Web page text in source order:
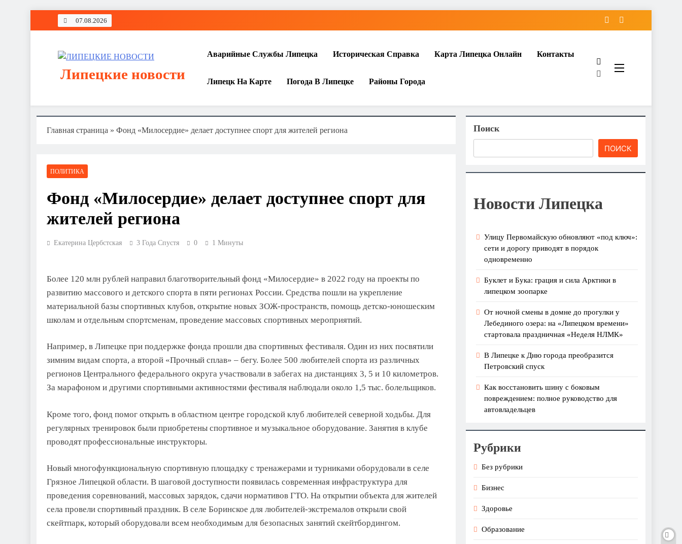
Перейти
07.08.2026
Липецкие новости
Аварийные Службы Липецка Историческая Справка Карта Липецка Онлайн Контакты
Липецк На Карте Погода В Липецке Районы Города
Главная страница » Фонд «Милосердие» делает доступнее спорт для жителей региона
ПОЛИТИКА
Фонд «Милосердие» делает доступнее спорт для
жителей региона
Екатерина Цербстская 3 Года Спустя 0 1 Минуты
Более 120 млн рублей направил благотворительный фонд «Милосердие» в 2022 году на проекты по
развитию массового и детского спорта в пяти регионах России. Средства пошли на укрепление
материальной базы спортивных клубов, открытие новых ЗОЖ-пространств, помощь детско-юношеским
школам и отдельным спортсменам, проведение массовых спортивных мероприятий.
Например, в Липецке при поддержке фонда прошли два спортивных фестиваля. Один из них посвятили
зимним видам спорта, а второй «Прочный сплав» – бегу. Более 500 любителей спорта из различных
регионов Центрального федерального округа участвовали в забегах на дистанциях 3, 5 и 10 километров.
За марафоном и другими спортивными активностями фестиваля наблюдали около 1,5 тыс. болельщиков.
Кроме того, фонд помог открыть в областном центре городской клуб любителей северной ходьбы. Для
регулярных тренировок были приобретены спортивное и музыкальное оборудование. Занятия в клубе
проводят профессиональные инструкторы.
Новый многофункциональную спортивную площадку с тренажерами и турниками оборудовали в cеле
Грязное Липецкой области. В шаговой доступности появилась современная инфраструктура для
проведения соревнований, массовых зарядок, сдачи нормативов ГТО. На открытии объекта для жителей
села провели спортивный праздник. В cеле Боринское для любителей-экстремалов открыли свой
скейтпарк, который оборудовали всем необходимым для безопасных занятий скейтбордингом.
Поиск
ПОИСК
Новости Липецка
Улицу Первомайскую обновляют «под ключ»:
сети и дорогу приводят в порядок
одновременно
Буклет и Бука: грация и сила Арктики в
липецком зоопарке
От ночной смены в домне до прогулки у
Лебединого озера: на «Липецком времени»
стартовала праздничная «Неделя НЛМК»
В Липецке к Дню города преобразится
Петровский спуск
Как восстановить шину с боковым
повреждением: полное руководство для
автовладельцев
Рубрики
Без рубрики
Бизнес
Здоровье
Образование